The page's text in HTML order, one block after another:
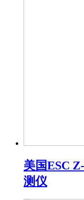
美国ESC
测仪